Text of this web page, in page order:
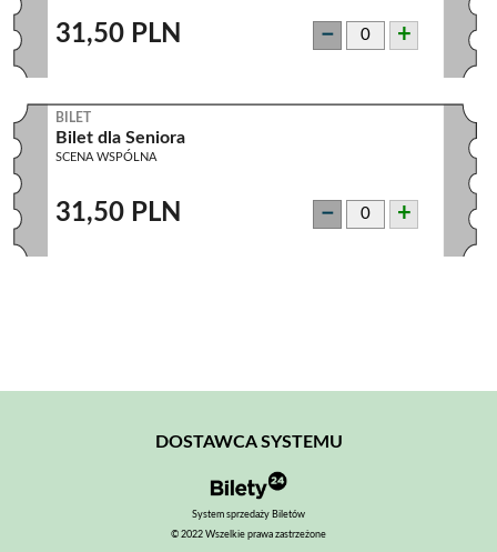
31,50 PLN − +
BILET
Bilet dla Seniora
SCENA WSPÓLNA
31,50 PLN − +
DOSTAWCA SYSTEMU
System sprzedaży Biletów
© 2022 Wszelkie prawa zastrzeżone